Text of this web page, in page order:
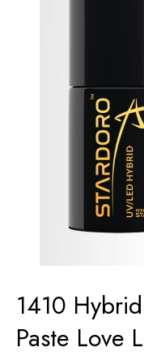
1410
Paste Love